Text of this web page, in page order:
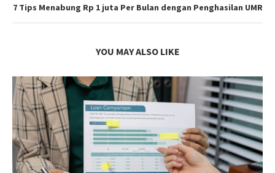
7 Tips Menabung Rp 1 juta Per Bulan dengan Penghasilan UMR
YOU MAY ALSO LIKE